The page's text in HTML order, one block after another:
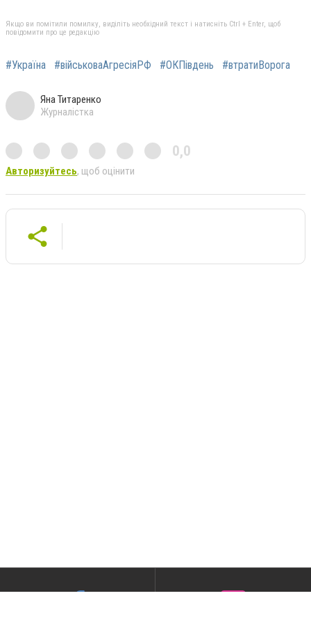
Якщо ви помітили помилку, виділіть необхідний текст і натисніть Ctrl + Enter, щоб
повідомити про це редакцію
#Україна #військоваАгресіяРФ #ОКПівдень #втратиВорога
Яна Титаренко
Журналістка
0,0
Авторизуйтесь, щоб оцінити